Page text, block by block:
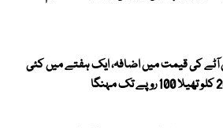
آٹے کی قیمت میں اضافہ، ایک ہفتے میں کئی